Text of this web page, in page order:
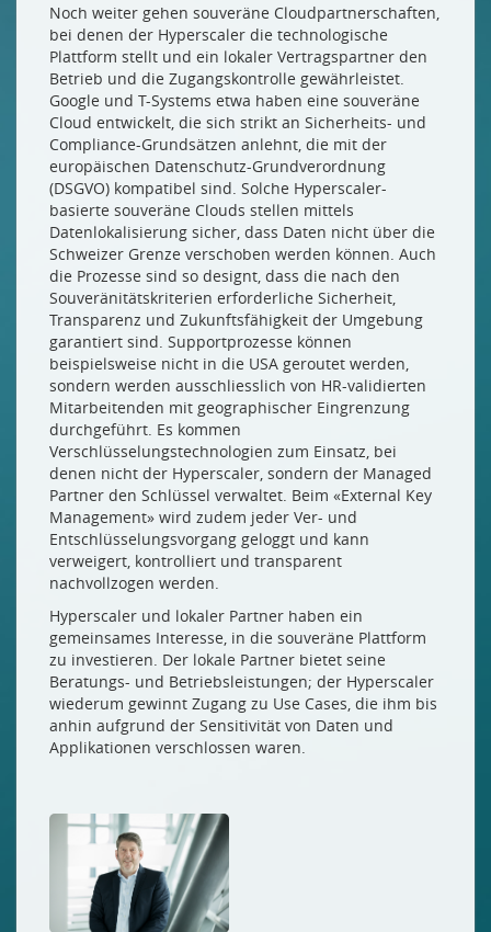
Noch weiter gehen souveräne Cloudpartnerschaften,
bei denen der Hyperscaler die technologische
Plattform stellt und ein lokaler Vertragspartner den
Betrieb und die Zugangskontrolle gewährleistet.
Google und T-Systems etwa haben eine souveräne
Cloud entwickelt, die sich strikt an Sicherheits- und
Compliance-Grundsätzen anlehnt, die mit der
europäischen Datenschutz-Grundverordnung
(DSGVO) kompatibel sind. Solche Hyperscaler-
basierte souveräne Clouds stellen mittels
Datenlokalisierung sicher, dass Daten nicht über die
Schweizer Grenze verschoben werden können. Auch
die Prozesse sind so designt, dass die nach den
Souveränitätskriterien erforderliche Sicherheit,
Transparenz und Zukunftsfähigkeit der Umgebung
garantiert sind. Supportprozesse können
beispielsweise nicht in die USA geroutet werden,
sondern werden ausschliesslich von HR-validierten
Mitarbeitenden mit geographischer Eingrenzung
durchgeführt. Es kommen
Verschlüsselungstechnologien zum Einsatz, bei
denen nicht der Hyperscaler, sondern der Managed
Partner den Schlüssel verwaltet. Beim «External Key
Management» wird zudem jeder Ver- und
Entschlüsselungsvorgang geloggt und kann
verweigert, kontrolliert und transparent
nachvollzogen werden.
Hyperscaler und lokaler Partner haben ein
gemeinsames Interesse, in die souveräne Plattform
zu investieren. Der lokale Partner bietet seine
Beratungs- und Betriebsleistungen; der Hyperscaler
wiederum gewinnt Zugang zu Use Cases, die ihm bis
anhin aufgrund der Sensitivität von Daten und
Applikationen verschlossen waren.